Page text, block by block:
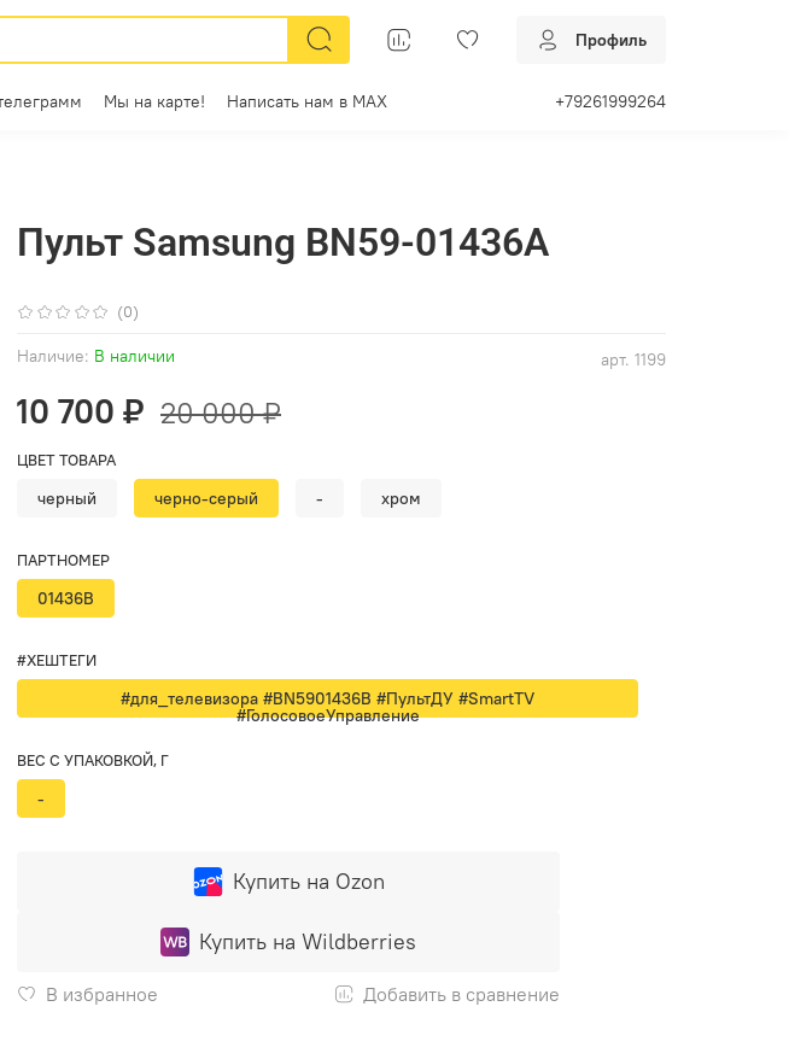
Профиль
Мы на карте! Написать нам в МАХ +79261999264
(0)
арт. 1199
Наличие: В наличии
Пульт Samsung BN59-01436A
10 700 ₽ 20 000 ₽
Купить на Ozon
Купить на Wildberries
В избранное Добавить в сравнение
ЦВЕТ ТОВАРА
черный черно-серый - хром
ПАРТНОМЕР
01436B
#ХЕШТЕГИ
#для_телевизора #BN5901436B #ПультДУ #SmartTV
#ГолосовоеУправление
ВЕС С УПАКОВКОЙ, Г
-